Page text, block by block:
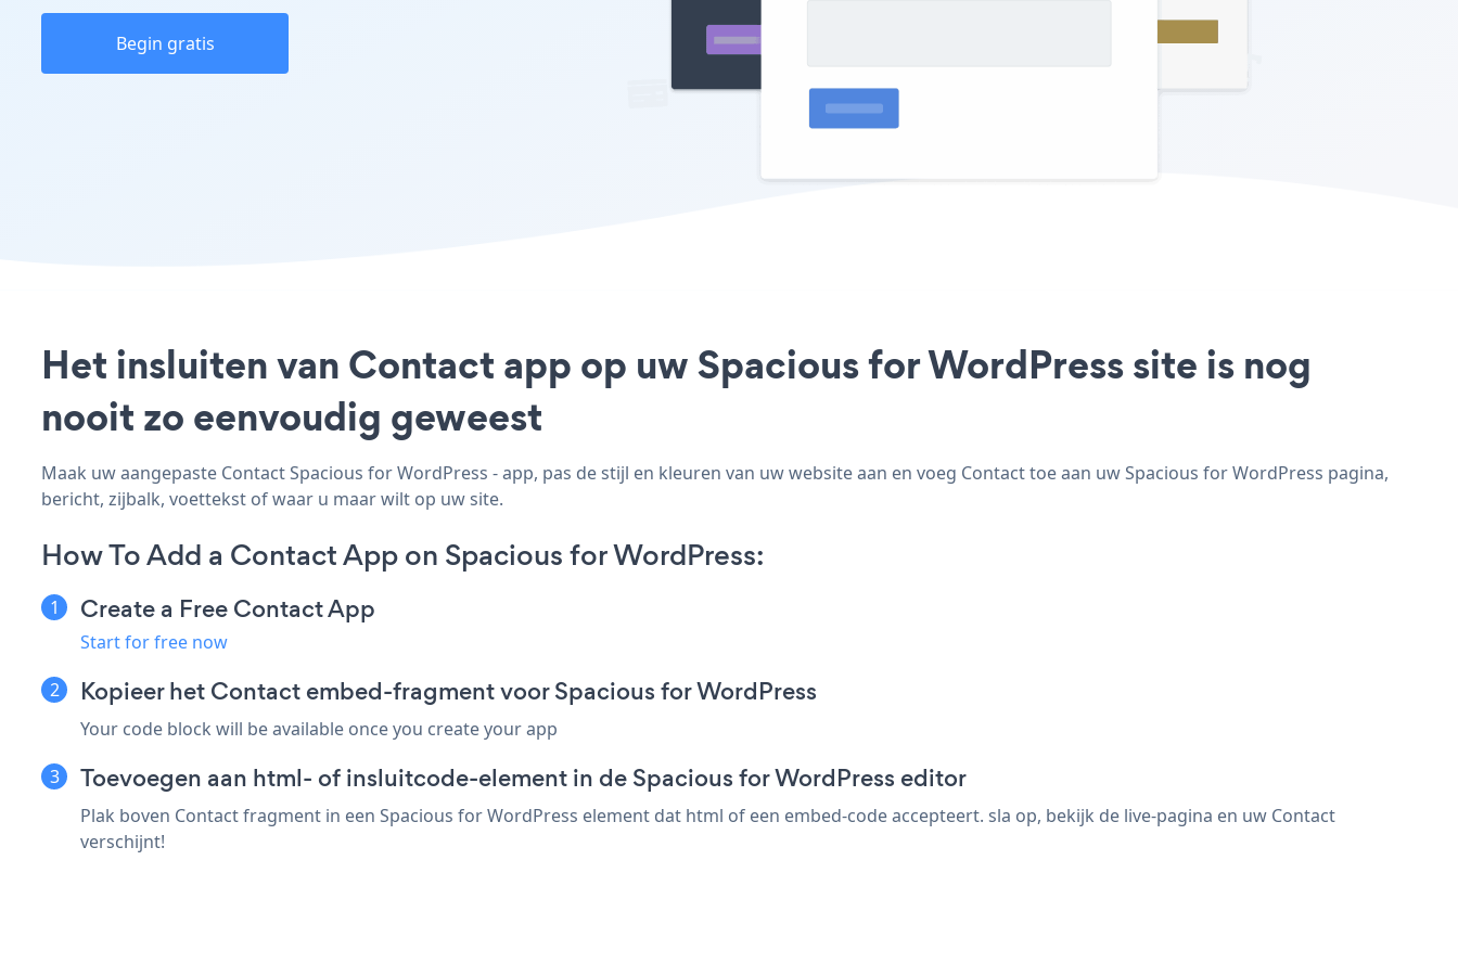
Begin gratis
Het insluiten van Contact app op uw Spacious for WordPress site is nog
nooit zo eenvoudig geweest
Maak uw aangepaste Contact Spacious for WordPress - app, pas de stijl en kleuren van uw website aan en voeg Contact toe aan uw Spacious for WordPress pagina,
bericht, zijbalk, voettekst of waar u maar wilt op uw site.
How To Add a Contact App on Spacious for WordPress:
Create a Free Contact App
Start for free now
Kopieer het Contact embed-fragment voor Spacious for WordPress
Your code block will be available once you create your app
Toevoegen aan html- of insluitcode-element in de Spacious for WordPress editor
Plak boven Contact fragment in een Spacious for WordPress element dat html of een embed-code accepteert. sla op, bekijk de live-pagina en uw Contact
verschijnt!